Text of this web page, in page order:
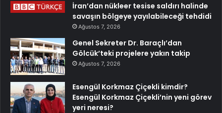
İran’dan nükleer tesise saldırı halinde
savaşın bölgeye yayılabileceği tehdidi
Ağustos 7, 2026
Genel Sekreter Dr. Baraçlı’dan
Gölcük’teki projelere yakın takip
Ağustos 7, 2026
Esengül Korkmaz Çiçekli kimdir?
Esengül Korkmaz Çiçekli’nin yeni görev
yeri neresi?